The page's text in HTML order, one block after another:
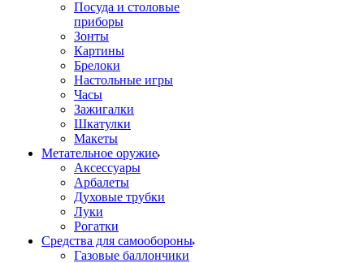
Посуда и столовые
приборы
Зонты
Картины
Брелоки
Настольные игры
Часы
Зажигалки
Шкатулки
Макеты
Метательное оружие
Аксессуары
Арбалеты
Духовые трубки
Луки
Рогатки
Средства для самообороны
Газовые баллончики